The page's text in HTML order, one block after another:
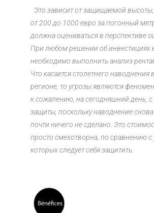
Это зависит от защищаемой высоты,
от 200 до 1000 евро за погонный
должна оцениваться в перспективе
При любом решении об инвестициях
необходимо выполнить анализ
Что касается столетнего
регионе, то угрозы являются
к сожалению, на сегодняшний день, с
защиты, поскольку наводнение
почти ничего не сделано. Это
просто смехотворна, по сравнению с
которых следует себя защитить.